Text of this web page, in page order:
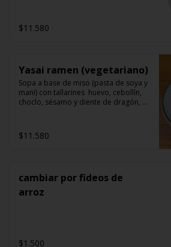
$11.580
Yasai ramen (vegetariano)
Sopa a base de miso (pasta de soya y
maní) con tallarines  huevo, cebollín,
choclo, sésamo y diente de dragón,
$11.580
cambiar por fideos de
arroz
$1.500